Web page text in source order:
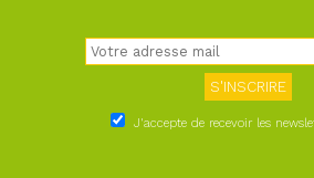
J'accepte de recevoir les